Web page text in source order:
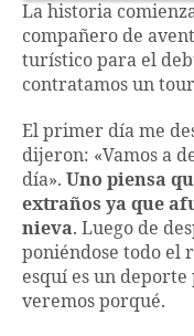
La historia
compañero de
turístico para el
contratamos un
El primer día me
dijeron: «Vamos a
día». Uno piensa
extraños ya que
nieva. Luego de
poniéndose todo el
esquí es un
veremos porqué.